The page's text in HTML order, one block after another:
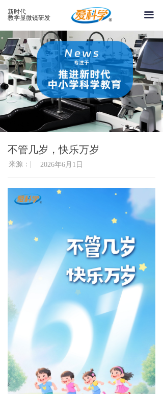
新时代
教学显微镜研发
끀
首页
产品系列
案例中心
新闻资讯
联系爱科学
不管几岁，快乐万岁
2026年6月1日
来源：|